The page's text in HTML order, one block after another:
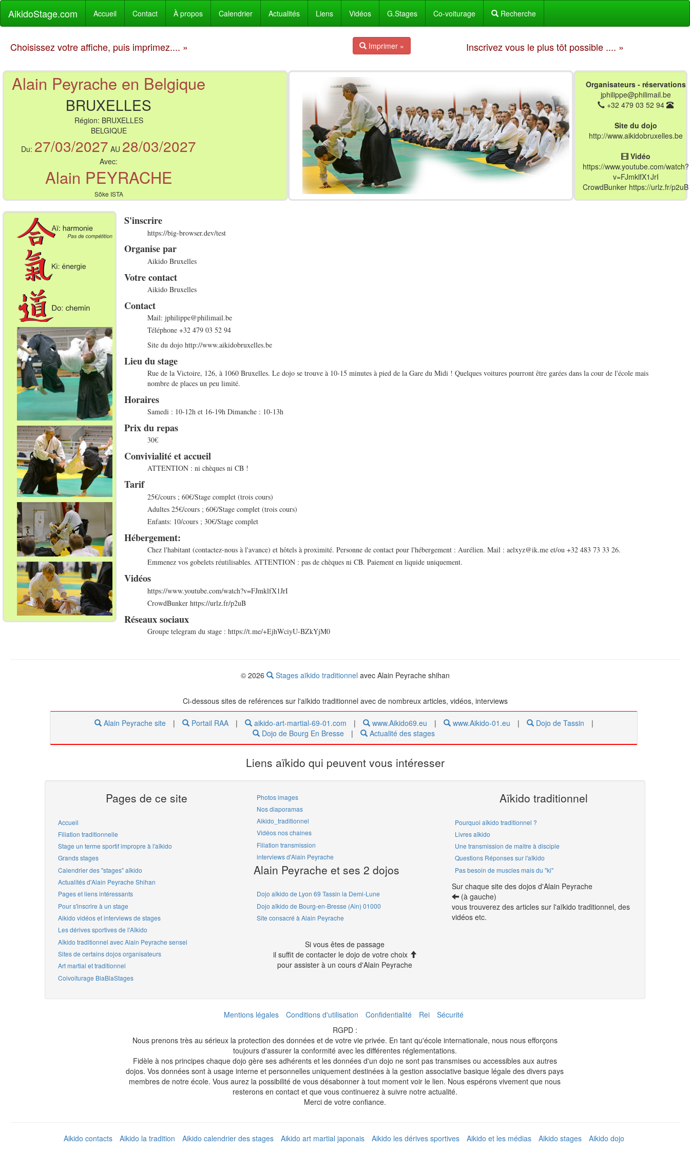
AikidoStage.com Accueil Contact À propos Calendrier Actualités Liens Vidéos G.Stages Co-voiturage Recherche
Choisissez votre affiche, puis imprimez.... » Imprimer » Inscrivez vous le plus tôt possible .... »
Alain Peyrache en Belgique
BRUXELLES
Région: BRUXELLES
BELGIQUE
Du: 27/03/2027 AU 28/03/2027
Avec:
Alain PEYRACHE
Sôke ISTA
Organisateurs - réservations
jphilippe@philimail.be
+32 479 03 52 94
Site du dojo
http://www.aikidobruxelles.be
Vidéo
https://www.youtube.com/watch?
v=FJmklfX1JrI
CrowdBunker https://urlz.fr/p2uB
S'inscrire
https://big-browser.dev/test
Organise par
Aikido Bruxelles
Votre contact
Aikido Bruxelles
Contact
Mail:jphilippe@philimail.be
Téléphone+32 479 03 52 94
Site du dojohttp://www.aikidobruxelles.be
Lieu du stage
Rue de la Victoire, 126, à 1060 Bruxelles. Le dojo se trouve à 10-15 minutes à pied de la Gare du Midi ! Quelques voitures pourront être garées dans la cour de l'école mais
nombre de places un peu limité.
Horaires
Samedi : 10-12h et 16-19h Dimanche : 10-13h
Prix du repas
30€
Convivialité et accueil
ATTENTION : ni chèques ni CB !
Tarif
25€/cours ; 60€/Stage complet (trois cours)
Adultes25€/cours ; 60€/Stage complet (trois cours)
Enfants: 10/cours ; 30€/Stage complet
Hébergement:
Chez l'habitant (contactez-nous à l'avance) et hôtels à proximité. Personne de contact pour l'hébergement : Aurélien. Mail : aelxyz@ik.me et/ou +32 483 73 33 26.
Emmenez vos gobelets réutilisables. ATTENTION : pas de chèques ni CB. Paiement en liquide uniquement.
Vidéos
https://www.youtube.com/watch?v=FJmklfX1JrI
CrowdBunker https://urlz.fr/p2uB
Réseaux sociaux
Groupe telegram du stage : https://t.me/+EjhWciyU-BZkYjM0
© 2026 Stages aïkido traditionnel avec Alain Peyrache shihan
Ci-dessous sites de reférences sur l'aïkido traditionnel avec de nombreux articles, vidéos, interviews
Alain Peyrache site | Portail RAA | aikido-art-martial-69-01.com | www.Aikido69.eu | www.Aikido-01.eu | Dojo de Tassin
|
Dojo de Bourg En Bresse
| Actualité des stages
Liens aïkido qui peuvent vous intéresser
Pages de ce site
Accueil
Filiation traditionnelle
Stage un terme sportif impropre à l'aïkido
Grands stages
Calendrier des "stages" aïkido
Actualités d'Alain Peyrache Shihan
Pages et liens intéressants
Pour s'inscrire à un stage
Aikido vidéos et interviews de stages
Les dérives sportives de l'Aïkido
Aïkido traditionnel avec Alain Peyrache sensei
Sites de certains dojos organisateurs
Art martial et traditionnel
Coivoiturage BlaBlaStages
Photos images
Nos diaporamas
Aikido_traditionnel
Vidéos nos chaines
Filiation transmission
interviews d'Alain Peyrache
Alain Peyrache et ses 2 dojos
Dojo aïkido de Lyon 69 Tassin la Demi-Lune
Dojo aïkido de Bourg-en-Bresse (Ain) 01000
Site consacré à Alain Peyrache
Si vous êtes de passage
il suffit de contacter le dojo de votre choix
pour assister à un cours d'Alain Peyrache
Aïkido traditionnel
Pourquoi aïkido traditionnel ?
Livres aïkido
Une transmission de maitre à disciple
Questions Réponses sur l'aïkido
Pas besoin de muscles mais du "ki"
Sur chaque site des dojos d'Alain Peyrache
(à gauche)
vous trouverez des articles sur l'aïkido traditionnel, des
vidéos etc.
Mentions légales Conditions d'utilisation Confidentialité Rei
Sécurité
RGPD :
Nous prenons très au sérieux la protection des données et de votre vie privée. En tant qu'école internationale, nous nous efforçons
toujours d'assurer la conformité avec les différentes réglementations.
Fidèle à nos principes chaque dojo gère ses adhérents et les données d'un dojo ne sont pas transmises ou accessibles aux autres
dojos. Vos données sont à usage interne et personnelles uniquement destinées à la gestion associative basique légale des divers pays
membres de notre école. Vous aurez la possibilité de vous désabonner à tout moment voir le lien. Nous espérons vivement que nous
resterons en contact et que vous continuerez à suivre notre actualité.
Merci de votre confiance.
Aikido contacts Aikido la tradition Aikido calendrier des stages Aikido art martial japonais Aikido les dérives sportives Aikido et les médias Aikido stages
Aikido dojo